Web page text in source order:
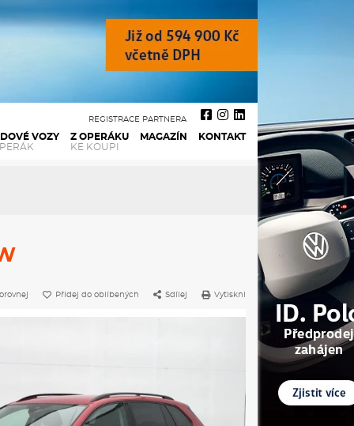
VOZY
Z OPERÁKU
KE KOUPI
MAGAZÍN KONTAKT
REGISTRACE PARTNERA
Přidej do oblíbených Sdílej Vytiskni